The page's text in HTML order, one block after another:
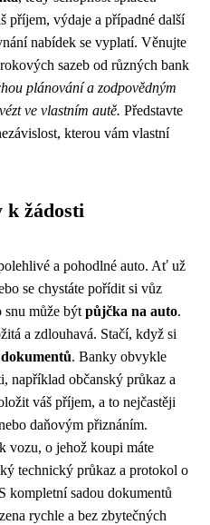
příjem, výdaje a případné další
nabídek se vyplatí. Věnujte
sazeb od různých bank
plánování a zodpovědným
ve vlastním autě. Představte
kterou vám vlastní
k žádosti
a pohodlné auto. Ať už
se chystáte pořídit si vůz
snu může být půjčka na auto.
a zdlouhavá. Stačí, když si
. Banky obvykle
například občanský průkaz a
váš příjem, a to nejčastěji
daňovým přiznáním.
vozu, o jehož koupi máte
technický průkaz a protokol o
kompletní sadou dokumentů
rychle a bez zbytečných